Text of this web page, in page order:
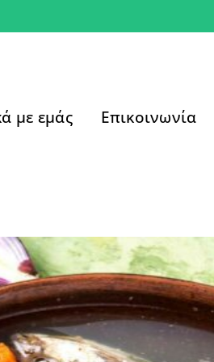
με εμάς Επικοινωνία